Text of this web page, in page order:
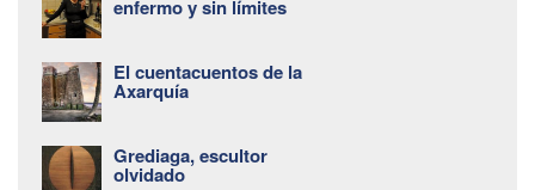
enfermo y sin límites
El cuentacuentos de la
Axarquía
Grediaga, escultor
olvidado